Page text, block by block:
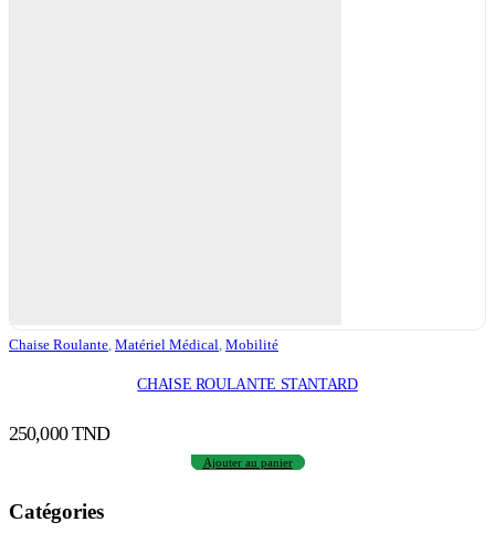
Chaise Roulante Matériel Médical Mobilité
CHAISE ROULANTE STANTARD
250,000TND
Ajouter au panier
Catégories